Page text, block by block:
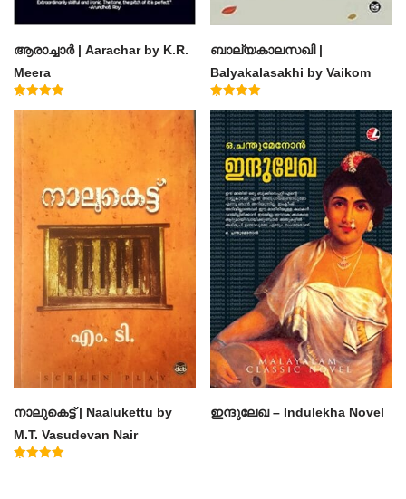
ആരാച്ചാര്‍ | Aarachar by K.R.
Meera
ബാല്യകാലസഖി |
Balyakalasakhi by Vaikom
Muhammad Basheer
4.60
out of 5
നാലുകെട്ട് | Naalukettu by
M.T. Vasudevan Nair
ഇന്ദുലേഖ – Indulekha Novel